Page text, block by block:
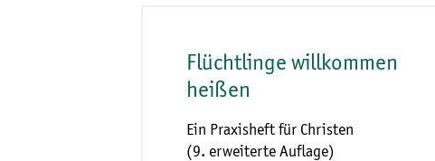
Flüchtlinge willkommen
heißen
Ein Praxisheft für Christen
(9. erweiterte Auflage)